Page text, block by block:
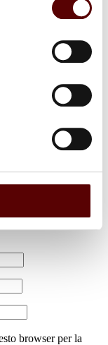
obbligatori sono
browser per la